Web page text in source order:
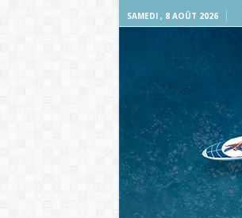
SAMEDI , 8 AOÛT 2026